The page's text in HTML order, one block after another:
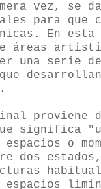
vez, se
para que
En esta
áreas
una serie
que
proviene
significa
o
dos
espacios